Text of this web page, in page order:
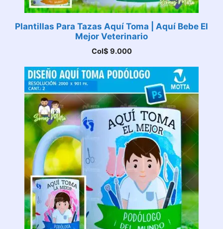
Plantillas Para Tazas Aquí Toma | Aquí Bebe El
Mejor Veterinario
Col$ 9.000